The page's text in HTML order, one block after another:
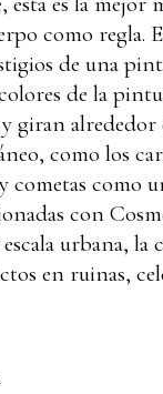
como regla.
de una
de la
giran
como los
cometas como
con
urbana, la
en ruinas,